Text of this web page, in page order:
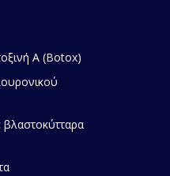
Α (Botox)